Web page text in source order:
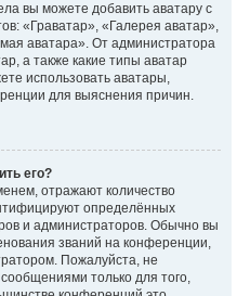
вы можете добавить аватару с
«Граватар», «Галерея аватар»,
аватара». От администратора
а также какие типы аватар
использовать аватары,
для выяснения причин.
его?
отражают количество
определённых
и администраторов. Обычно вы
званий на конференции,
Пожалуйста, не
только для того,